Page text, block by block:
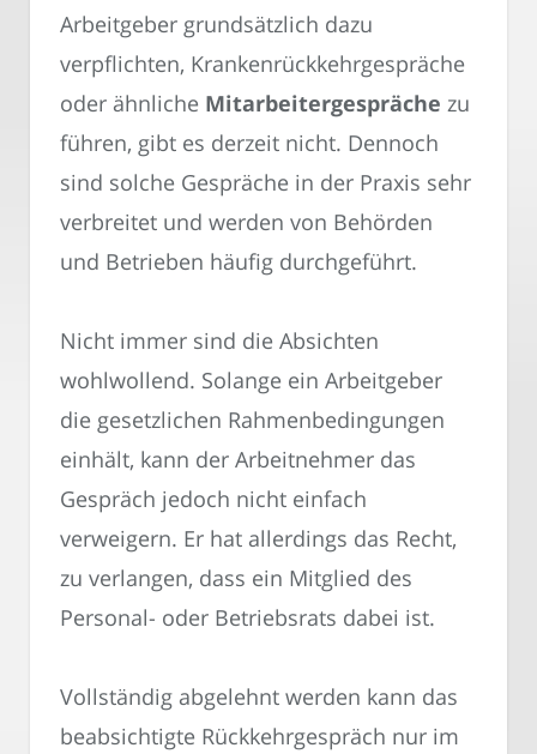
Arbeitgeber grundsätzlich dazu
verpflichten, Krankenrückkehrgespräche
oder ähnliche Mitarbeitergespräche zu
führen, gibt es derzeit nicht. Dennoch
sind solche Gespräche in der Praxis sehr
verbreitet und werden von Behörden
und Betrieben häufig durchgeführt.
Nicht immer sind die Absichten
wohlwollend. Solange ein Arbeitgeber
die gesetzlichen Rahmenbedingungen
einhält, kann der Arbeitnehmer das
Gespräch jedoch nicht einfach
verweigern. Er hat allerdings das Recht,
zu verlangen, dass ein Mitglied des
Personal- oder Betriebsrats dabei ist.
Vollständig abgelehnt werden kann das
beabsichtigte Rückkehrgespräch nur im